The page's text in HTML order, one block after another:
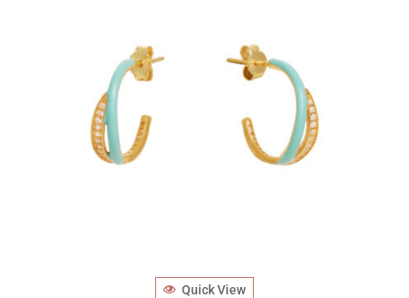
Quick View